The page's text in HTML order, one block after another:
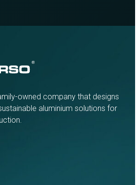
owned company that designs
aluminium solutions for